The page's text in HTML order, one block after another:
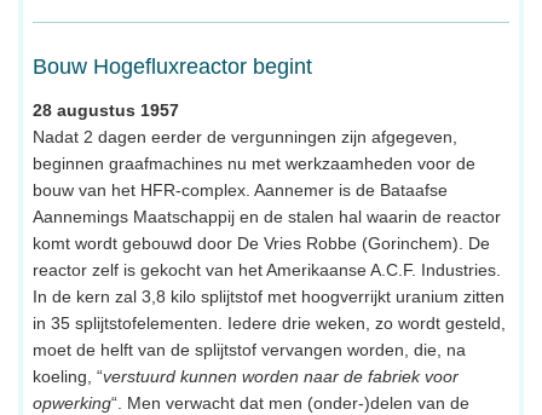
Bouw Hogefluxreactor begint
28 augustus 1957
Nadat 2 dagen eerder de vergunningen zijn afgegeven,
beginnen graafmachines nu met werkzaamheden voor de
bouw van het HFR-complex. Aannemer is de Bataafse
Aannemings Maatschappij en de stalen hal waarin de reactor
komt wordt gebouwd door De Vries Robbe (Gorinchem). De
reactor zelf is gekocht van het Amerikaanse A.C.F. Industries.
In de kern zal 3,8 kilo splijtstof met hoogverrijkt uranium zitten
in 35 splijtstofelementen. Iedere drie weken, zo wordt gesteld,
moet de helft van de splijtstof vervangen worden, die, na
koeling, “verstuurd kunnen worden naar de fabriek voor
opwerking“. Men verwacht dat men (onder-)delen van de